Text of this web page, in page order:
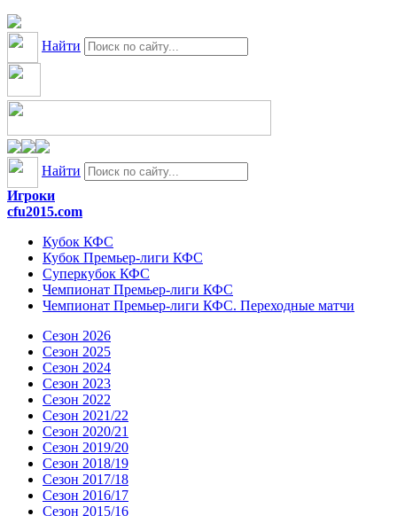
Найти
Найти
Игроки
cfu2015.com
Кубок КФС
Кубок Премьер-лиги КФС
Суперкубок КФС
Чемпионат Премьер-лиги КФС
Чемпионат Премьер-лиги КФС. Переходные матчи
Сезон 2026
Сезон 2025
Сезон 2024
Сезон 2023
Сезон 2022
Сезон 2021/22
Сезон 2020/21
Сезон 2019/20
Сезон 2018/19
Сезон 2017/18
Сезон 2016/17
Сезон 2015/16